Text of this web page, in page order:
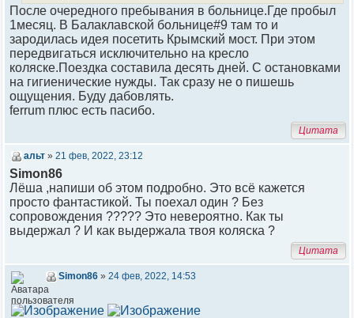
После очередного пребывания в больнице.Где пробыл
1месяц. В Балаклавской больнице#9 там то и
зародилась идея посетить Крымский мост. При этом
передвигаться исключительно на кресло
коляске.Поездка составила десять дней. С остановками
на гигиенические нужды. Так сразу не о пишешь
ощущения. Буду дабовлять.
ferrum плюс есть пасибо.
Цитата
альт » 21 фев, 2022, 23:12
Simon86
Лёша ,напиши об этом подробно. Это всё кажется
просто фантастикой. Ты поехал один ? Без
сопровождения ????? Это невероятно. Как ты
выдержал ? И как выдержала твоя коляска ?
Цитата
Simon86 » 24 фев, 2022, 14:53